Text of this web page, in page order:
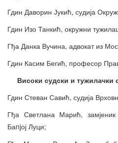
Гдин Даворин Јукић, судија
Гдин Изо Танкић, окружни
Гђа Данка Вучина, адвокат из
Гдин Касим Бегић, професор
Високи судски и тужилачки
Гдин Стеван Савић, судија
Гђа Светлана Марић, замјеник
Баnjој Луци;